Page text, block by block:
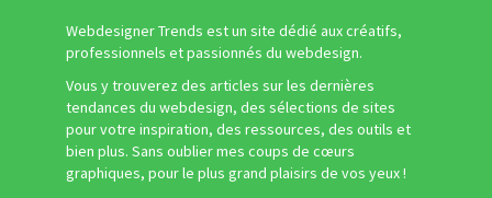
Webdesigner Trends est un site dédié aux créatifs,
professionnels et passionnés du webdesign.
Vous y trouverez des articles sur les dernières
tendances du webdesign, des sélections de sites
pour votre inspiration, des ressources, des outils et
bien plus. Sans oublier mes coups de cœurs
graphiques, pour le plus grand plaisirs de vos yeux !